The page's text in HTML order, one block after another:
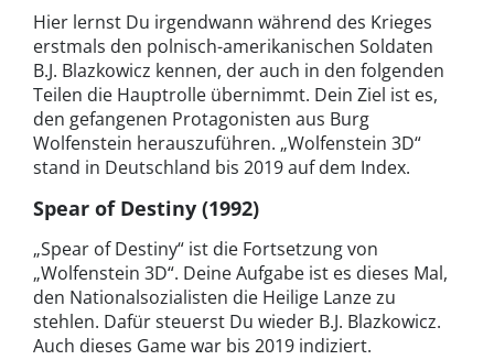
Hier lernst Du irgendwann während des Krieges
erstmals den polnisch-amerikanischen Soldaten
B.J. Blazkowicz kennen, der auch in den folgenden
Teilen die Hauptrolle übernimmt. Dein Ziel ist es,
den gefangenen Protagonisten aus Burg
Wolfenstein herauszuführen. „Wolfenstein 3D“
stand in Deutschland bis 2019 auf dem Index.
Spear of Destiny (1992)
„Spear of Destiny“ ist die Fortsetzung von
„Wolfenstein 3D“. Deine Aufgabe ist es dieses Mal,
den Nationalsozialisten die Heilige Lanze zu
stehlen. Dafür steuerst Du wieder B.J. Blazkowicz.
Auch dieses Game war bis 2019 indiziert.